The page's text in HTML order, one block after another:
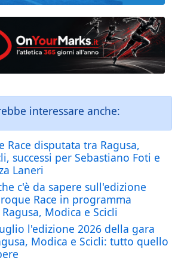
interessare anche:
Race disputata tra Ragusa,
successi per Sebastiano Foti e
Laneri
c'è da sapere sull'edizione
Race in programma
Modica e Scicli
l'edizione 2026 della gara
Modica e Scicli: tutto quello